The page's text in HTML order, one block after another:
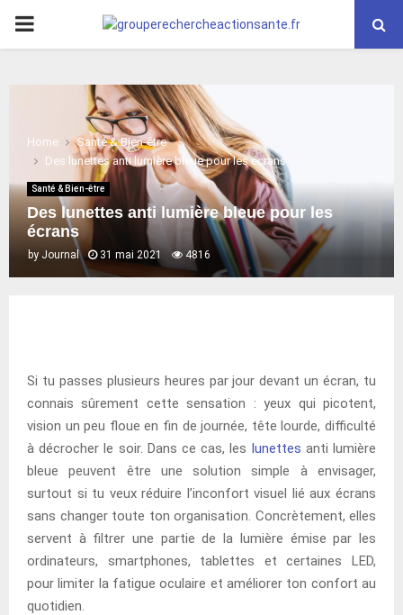
PRIMARY
Home
Santé & Bien-être
Des lunettes anti lumière bleue pour les écrans
Santé & Bien-être
Des lunettes anti lumière bleue pour les
écrans
by Journal 31 mai 2021 4816
Si tu passes plusieurs heures par jour devant un écran, tu
connais sûrement cette sensation : yeux qui picotent,
vision un peu floue en fin de journée, tête lourde, difficulté
à décrocher le soir. Dans ce cas, les lunettes anti lumière
bleue peuvent être une solution simple à envisager,
surtout si tu veux réduire l’inconfort visuel lié aux écrans
sans changer toute ton organisation. Concrètement, elles
servent à filtrer une partie de la lumière émise par les
ordinateurs, smartphones, tablettes et certaines LED,
pour limiter la fatigue oculaire et améliorer ton confort au
quotidien.